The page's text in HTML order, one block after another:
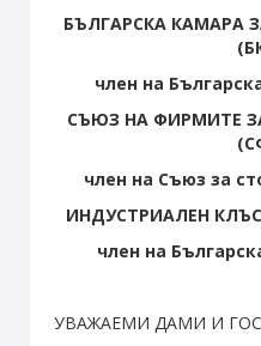
БЪЛГАРСКА КАМАРА
член на
СЪЮЗ НА ФИРМИТЕ
член на Съюз за
ИНДУСТРИАЛЕН
член на
УВАЖАЕМИ ДАМИ И